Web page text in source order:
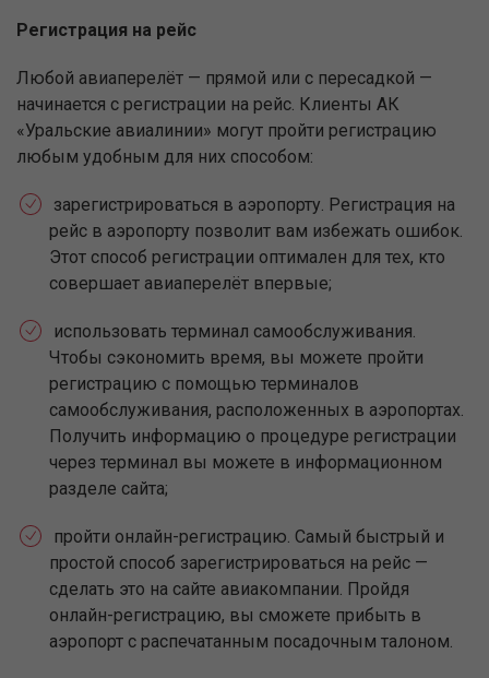
Регистрация на рейс
Любой авиаперелёт — прямой или с пересадкой —
начинается с регистрации на рейс. Клиенты АК
«Уральские авиалинии» могут пройти регистрацию
любым удобным для них способом:
зарегистрироваться в аэропорту. Регистрация на
рейс в аэропорту позволит вам избежать ошибок.
Этот способ регистрации оптимален для тех, кто
совершает авиаперелёт впервые;
использовать терминал самообслуживания.
Чтобы сэкономить время, вы можете пройти
регистрацию с помощью терминалов
самообслуживания, расположенных в аэропортах.
Получить информацию о процедуре регистрации
через терминал вы можете в информационном
разделе сайта;
пройти онлайн-регистрацию. Самый быстрый и
простой способ зарегистрироваться на рейс —
сделать это на сайте авиакомпании. Пройдя
онлайн-регистрацию, вы сможете прибыть в
аэропорт с распечатанным посадочным талоном.